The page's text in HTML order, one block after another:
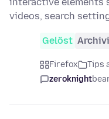
interactive elements
videos, search
Gelöst
Firefox Tips
zeroknight